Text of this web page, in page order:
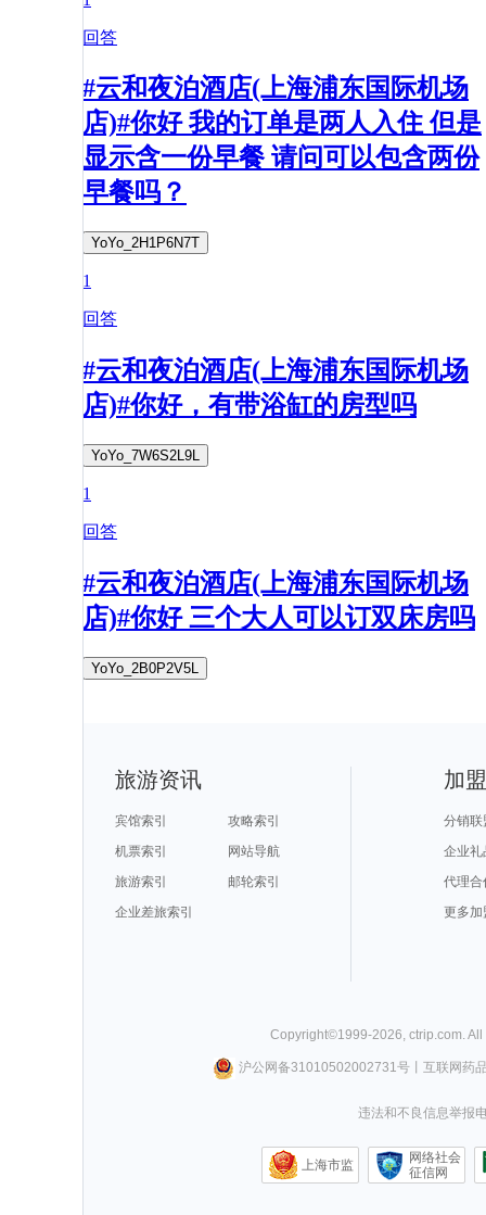
回答
#云和夜泊酒店(上海浦东国际机场
店)#你好 我的订单是两人入住 但是
显示含一份早餐 请问可以包含两份
早餐吗？
YoYo_2H1P6N7T
1
回答
#云和夜泊酒店(上海浦东国际机场
店)#你好，有带浴缸的房型吗
YoYo_7W6S2L9L
1
回答
#云和夜泊酒店(上海浦东国际机场
店)#你好 三个大人可以订双床房吗
YoYo_2B0P2V5L
旅游资讯
宾馆索引
攻略索引
机票索引
网站导航
旅游索引
邮轮索引
企业差旅索引
加
分销联
企业礼
代理合
更多加
Copyright©1999-2026, ctrip.com.
沪公网备31010502002731号丨 互联网药
违法和不良信息举报
上海市监
网络社会
征信网